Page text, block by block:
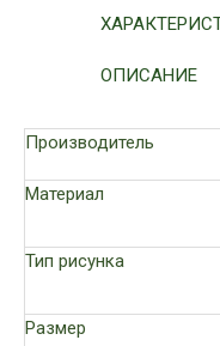
ОПИСАНИЕ
Производитель
Материал
Тип рисунка
Размер